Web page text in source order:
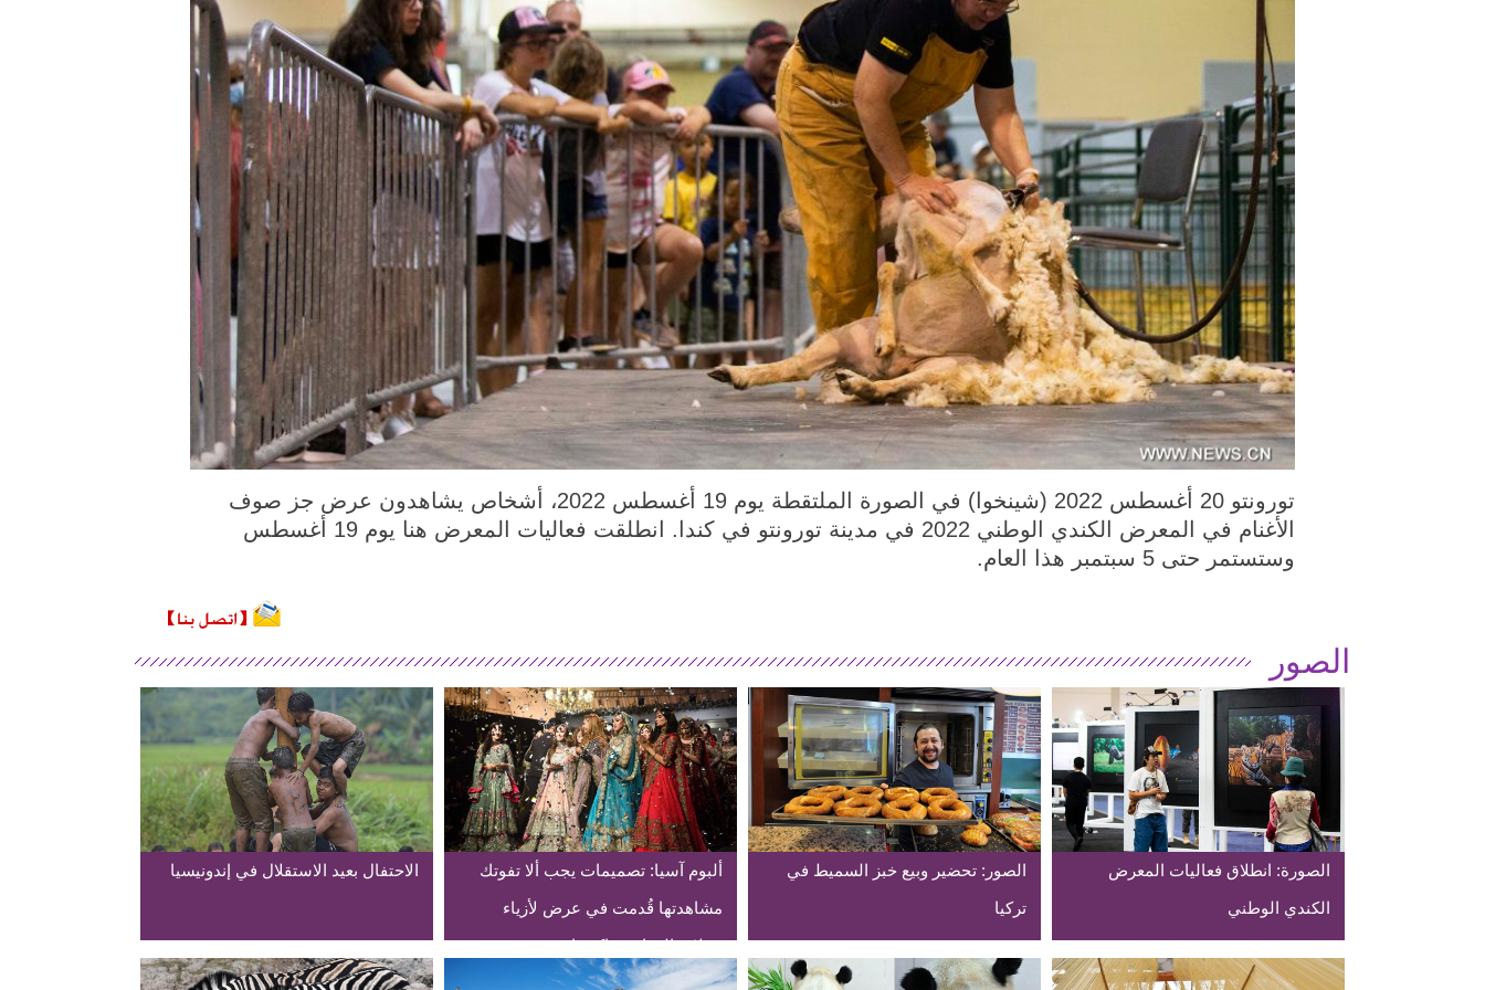
تورونتو 20 أغسطس 2022 (شينخوا) في الصورة الملتقطة يوم 19 أغسطس 2022، أشخاص يشاهدون عرض جز صوف
الأغنام في المعرض الكندي الوطني 2022 في مدينة تورونتو في كندا. انطلقت فعاليات المعرض هنا يوم 19 أغسطس
وستستمر حتى 5 سبتمبر هذا العام.
الصور
الصورة: انطلاق فعاليات المعرض
الكندي الوطني
الصور: تحضير وبيع خبز السميط في
تركيا
ألبوم آسيا: تصميمات يجب ألا تفوتك
مشاهدتها قُدمت في عرض لأزياء
حفلات الزفاف بباكستان
الاحتفال بعيد الاستقلال في إندونيسيا